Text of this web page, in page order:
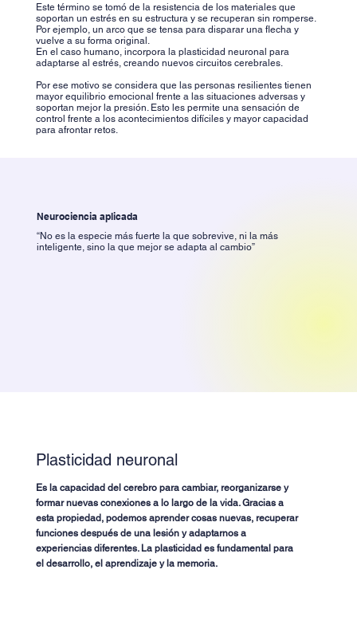
Este término se tomó de la resistencia de los materiales que
soportan un estrés en su estructura y se recuperan sin romperse.
Por ejemplo, un arco que se tensa para disparar una flecha y
vuelve a su forma original.
En el caso humano, incorpora la plasticidad neuronal para
adaptarse al estrés, creando nuevos circuitos cerebrales.
Por ese motivo se considera que las personas resilientes tienen
mayor equilibrio emocional frente a las situaciones adversas y
soportan mejor la presión. Esto les permite una sensación de
control frente a los acontecimientos difíciles y mayor capacidad
para afrontar retos.
Neurociencia aplicada
“No es la especie más fuerte la que sobrevive, ni la más
inteligente, sino la que mejor se adapta al cambio”
Plasticidad neuronal
Es la capacidad del cerebro para cambiar, reorganizarse y
formar nuevas conexiones a lo largo de la vida. Gracias a
esta propiedad, podemos aprender cosas nuevas, recuperar
funciones después de una lesión y adaptarnos a
experiencias diferentes. La plasticidad es fundamental para
el desarrollo, el aprendizaje y la memoria.